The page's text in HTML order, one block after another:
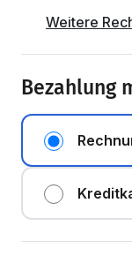
Weitere
Bezahlung